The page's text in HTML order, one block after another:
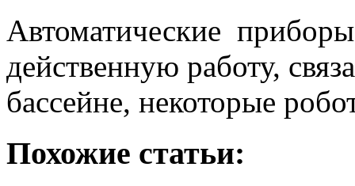
Автоматические
действенную работу,
бассейне, некоторые
Похожие статьи: